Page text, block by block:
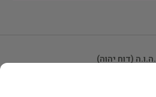
(דוח יהוה)